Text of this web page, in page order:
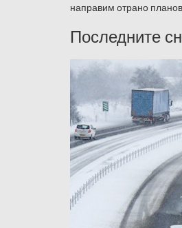
направим отрано
Последните